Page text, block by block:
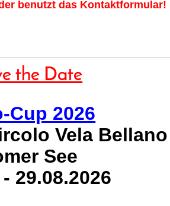
benutzt das Kontaktformular!
the Date
Cup 2026
Vela Bellano
See
29.08.2026